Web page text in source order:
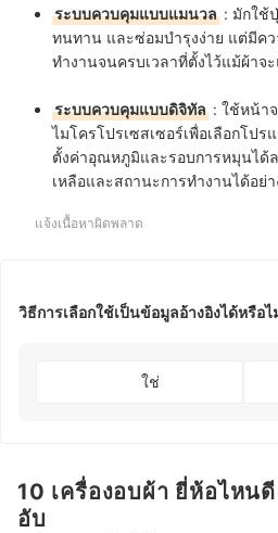
ระบบควบคุมแบบแมนวล : มักใช้
ทนทาน และซ่อมบำรุงง่าย แต่มีคว
ทำงานจนครบเวลาที่ตั้งไว้แม้ผ้าจ
ระบบควบคุมแบบดิจิทัล : ใช้หน้า
ไมโครโปรเซสเซอร์เพื่อเลือกโป
ตั้งค่าอุณหภูมิและรอบการหมุนได้
เหลือและสถานะการทำงานได้อย่
แจ้งเนื้อหาผิดพลาด
วิธีการเลือกใช้เป็นข้อมูลอ้างอิงได้หรือไ
ใช่
10 เครื่องอบผ้า ยี่ห้อไหน
อับ